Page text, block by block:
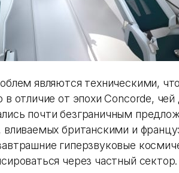
являются техническими,
отличие от эпохи Concorde, чей
почти безграничным
вливаемых британскими и
гиперзвуковые
через частный сектор.